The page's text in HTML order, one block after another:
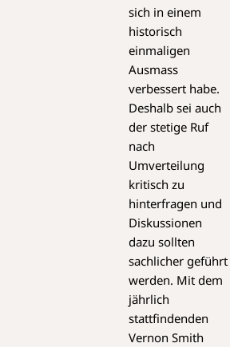
sich in einem
historisch
einmaligen
Ausmass
verbessert habe.
Deshalb sei auch
der stetige Ruf
nach
Umverteilung
kritisch zu
hinterfragen und
Diskussionen
dazu sollten
sachlicher geführt
werden. Mit dem
jährlich
stattfindenden
Vernon Smith